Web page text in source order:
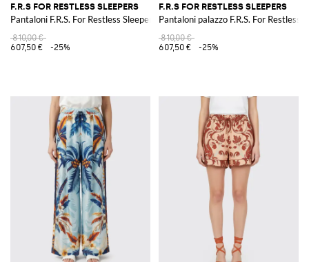
F.R.S FOR RESTLESS SLEEPERS
Pantaloni F.R.S. For Restless Sleepers in seta con stampa etnica
810,00 €
607,50 €
-25%
F.R.S FOR RESTLESS SLEEPERS
Pantaloni palazzo F.R.S. For Restless
810,00 €
607,50 €
-25%